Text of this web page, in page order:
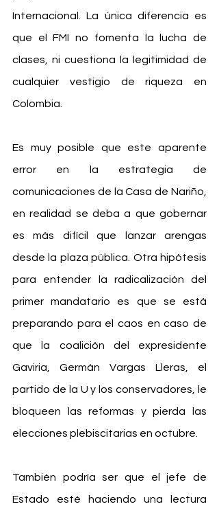
Internacional. La única diferencia es
que el FMI no fomenta la lucha de
clases, ni cuestiona la legitimidad de
cualquier vestigio de riqueza en
Colombia.
Es muy posible que este aparente
error en la estrategia de
comunicaciones de la Casa de Nariño,
en realidad se deba a que gobernar
es más difícil que lanzar arengas
desde la plaza pública. Otra hipótesis
para entender la radicalización del
primer mandatario es que se está
preparando para el caos en caso de
que la coalición del expresidente
Gaviria, Germán Vargas Lleras, el
partido de la U y los conservadores, le
bloqueen las reformas y pierda las
elecciones plebiscitarias en octubre.
También podría ser que el jefe de
Estado esté haciendo una lectura